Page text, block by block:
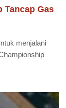
Tancap Gas
menjalani